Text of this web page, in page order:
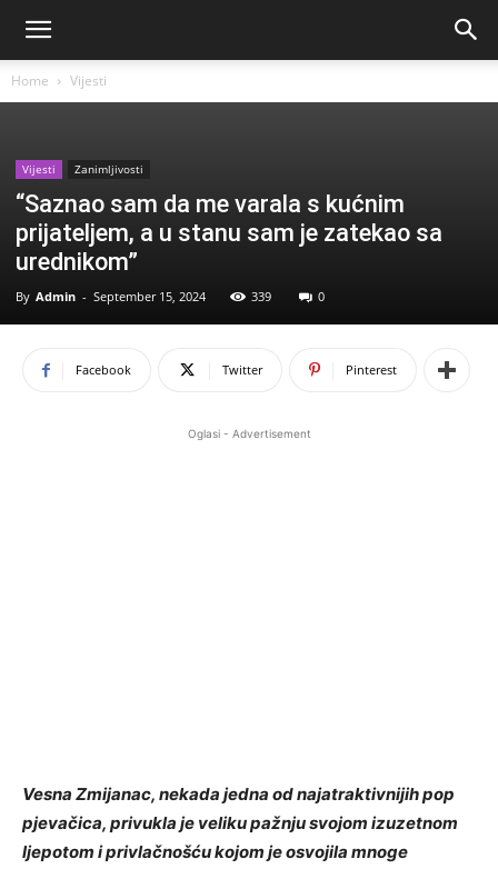
Home Vijesti
Vijesti Zanimljivosti
“Saznao sam da me varala s kućnim
prijateljem, a u stanu sam je zatekao sa
urednikom”
By Admin - September 15, 2024 339 0
Facebook Twitter Pinterest
Oglasi - Advertisement
Vesna Zmijanac, nekada jedna od najatraktivnijih pop
pjevačica, privukla je veliku pažnju svojom izuzetnom
ljepotom i privlačnošću kojom je osvojila mnoge